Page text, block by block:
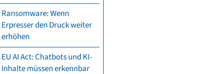
Ransomware: Wenn
Erpresser den Druck weiter
erhöhen
EU AI Act: Chatbots und KI-
Inhalte müssen erkennbar